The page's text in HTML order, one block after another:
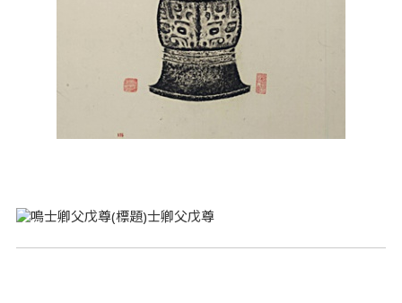
士卿父戊尊